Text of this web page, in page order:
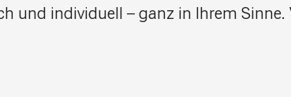
und individuell – ganz in Ihrem